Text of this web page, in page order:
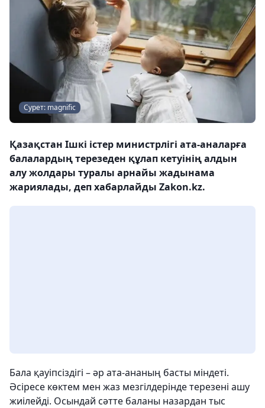
Сурет: magnific
Қазақстан Ішкі істер министрлігі ата-аналарға
балалардың терезеден құлап кетуінің алдын
алу жолдары туралы арнайы жадынама
жариялады, деп хабарлайды Zakon.kz.
Бала қауіпсіздігі – әр ата-ананың басты міндеті.
Әсіресе көктем мен жаз мезгілдерінде терезені ашу
жиілейді. Осындай сәтте баланы назардан тыс